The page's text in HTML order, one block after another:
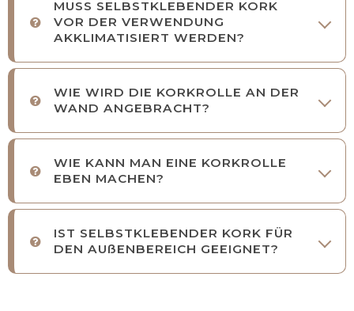
MUSS SELBSTKLEBENDER KORK
VOR DER VERWENDUNG
AKKLIMATISIERT WERDEN?
WIE WIRD DIE KORKROLLE AN DER
WAND ANGEBRACHT?
WIE KANN MAN EINE KORKROLLE
EBEN MACHEN?
IST SELBSTKLEBENDER KORK FÜR
DEN AUßENBEREICH GEEIGNET?